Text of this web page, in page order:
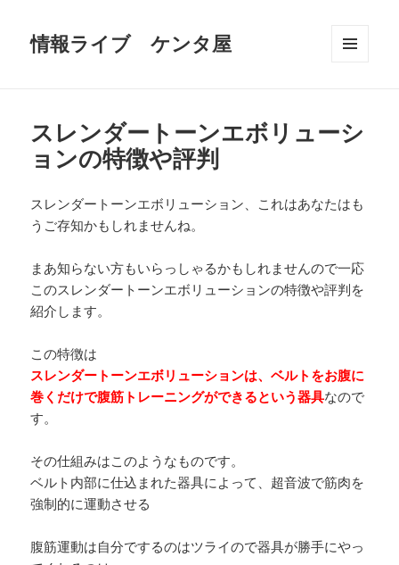
情報ライブ ケンタ屋
スレンダートーンエボリューシ
ョンの特徴や評判
スレンダートーンエボリューション、これはあなたはも
うご存知かもしれませんね。
まあ知らない方もいらっしゃるかもしれませんので一応
このスレンダートーンエボリューションの特徴や評判を
紹介します。
この特徴は
スレンダートーンエボリューションは、ベルトをお腹に
巻くだけで腹筋トレーニングができるという器具なので
す。
その仕組みはこのようなものです。
ベルト内部に仕込まれた器具によって、超音波で筋肉を
強制的に運動させる
腹筋運動は自分でするのはツライので器具が勝手にやっ